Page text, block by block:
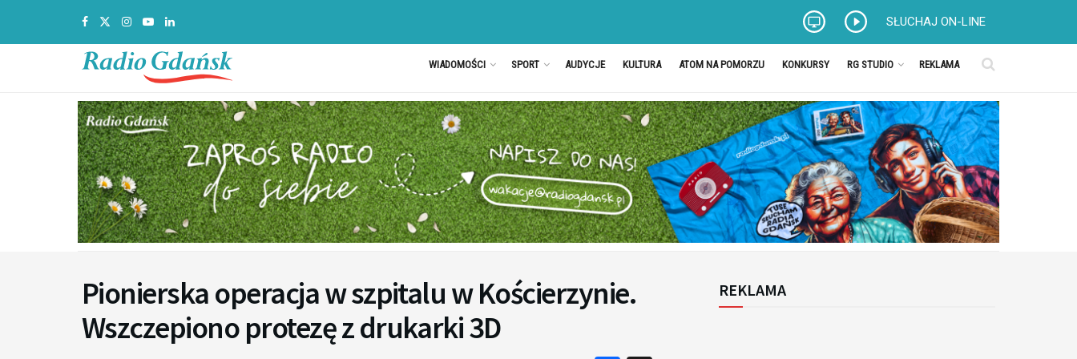
SŁUCHAJ ON-LINE
WIADOMOŚCI SPORT AUDYCJE KULTURA ATOM NA POMORZU KONKURSY RG STUDIO REKLAMA
Pionierska operacja w szpitalu w Kościerzynie.
Wszczepiono protezę z drukarki 3D
REKLAMA